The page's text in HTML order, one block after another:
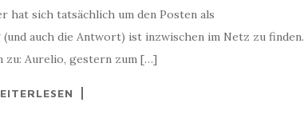
sich tatsächlich um den Posten als
auch die Antwort) ist inzwischen im Netz zu finden.
zu: Aurelio, gestern zum […]